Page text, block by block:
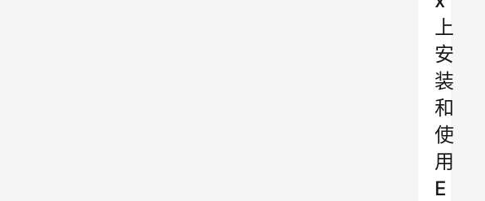
上
安
装
和
使
用
E